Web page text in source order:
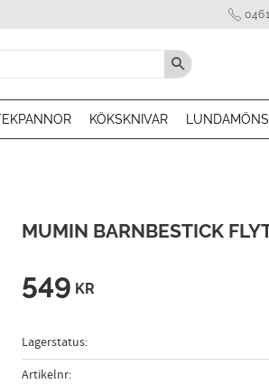
KÖKSKNIVAR
MUMIN BARNBESTICK
549 KR
Lagerstatus
Artikelnr